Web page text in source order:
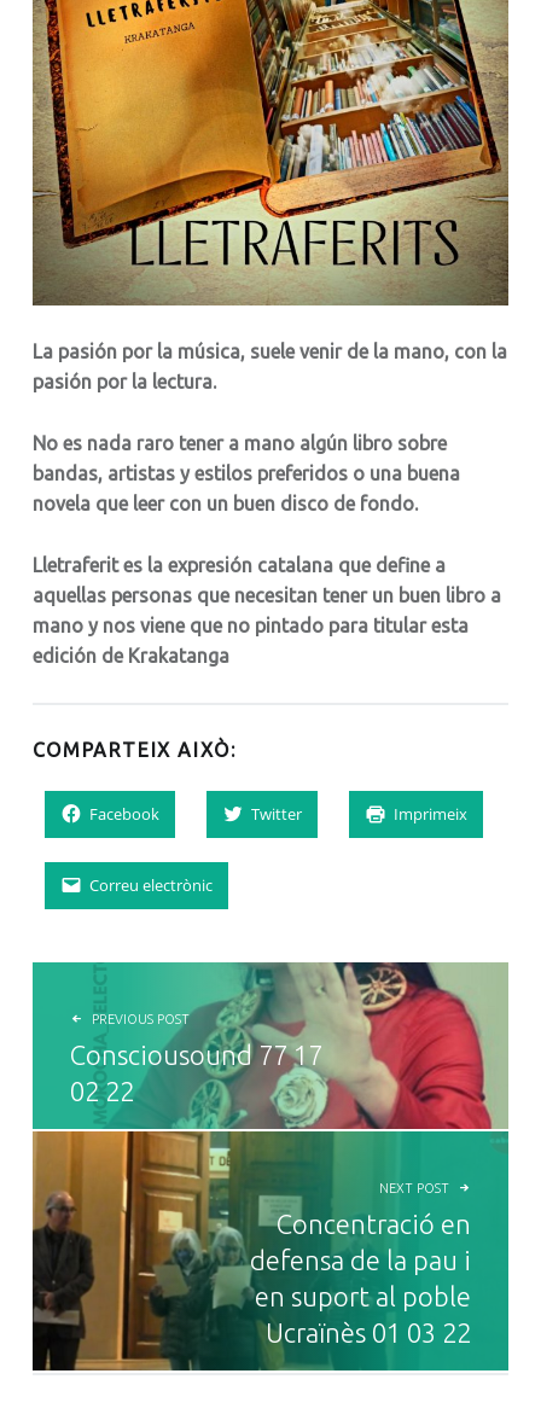
La pasión por la música, suele venir de la mano, con la
pasión por la lectura.
No es nada raro tener a mano algún libro sobre
bandas, artistas y estilos preferidos o una buena
novela que leer con un buen disco de fondo.
Lletraferit es la expresión catalana que define a
aquellas personas que necesitan tener un buen libro a
mano y nos viene que no pintado para titular esta
edición de Krakatanga
COMPARTEIX AIXÒ:
Facebook Twitter Imprimeix
Correu electrònic
NAVEGACIÓ D'ENTRADES
PREVIOUS POST
Consciousound 77 17
02 22
NEXT POST
Concentració en
defensa de la pau i
en suport al poble
Ucraïnès 01 03 22